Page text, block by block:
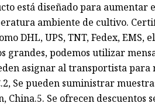
está diseñado para aumentar
ambiente de cultivo.
DHL, UPS, TNT, Fedex, EMS,
grandes, podemos utilizar
asignar al transportista
Se pueden suministrar
China.5. Se ofrecen descuentos